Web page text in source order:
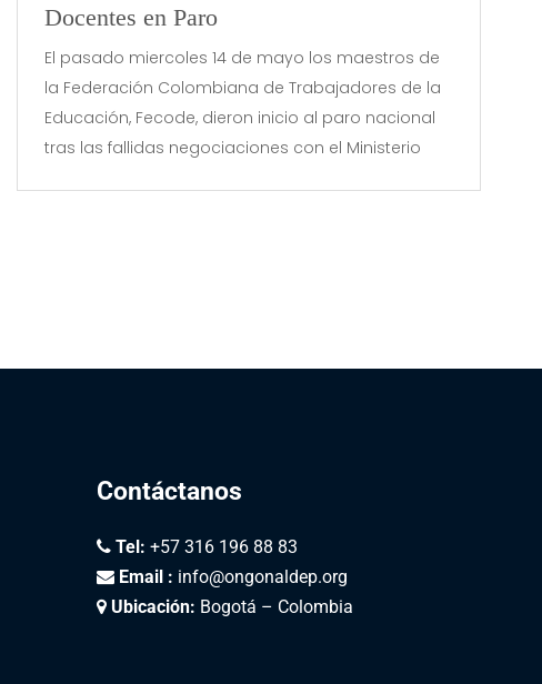
Docentes en Paro
El pasado miercoles 14 de mayo los maestros de
la Federación Colombiana de Trabajadores de la
Educación, Fecode, dieron inicio al paro nacional
tras las fallidas negociaciones con el Ministerio
Contáctanos
Tel: +57 316 196 88 83
Email : info@ongonaldep.org
Ubicación: Bogotá – Colombia